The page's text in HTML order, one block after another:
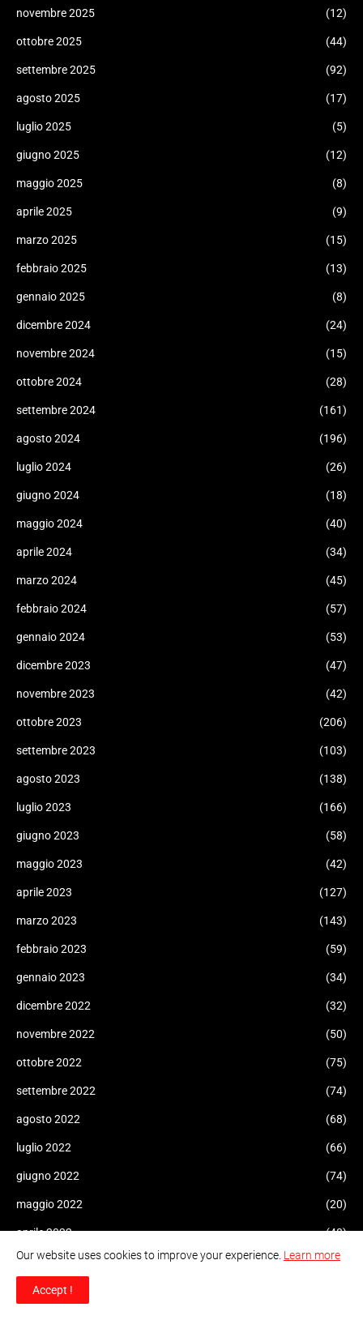
novembre 2025 (12)
ottobre 2025 (44)
settembre 2025 (92)
agosto 2025 (17)
luglio 2025 (5)
giugno 2025 (12)
maggio 2025 (8)
aprile 2025 (9)
marzo 2025 (15)
febbraio 2025 (13)
gennaio 2025 (8)
dicembre 2024 (24)
novembre 2024 (15)
ottobre 2024 (28)
settembre 2024 (161)
agosto 2024 (196)
luglio 2024 (26)
giugno 2024 (18)
maggio 2024 (40)
aprile 2024 (34)
marzo 2024 (45)
febbraio 2024 (57)
gennaio 2024 (53)
dicembre 2023 (47)
novembre 2023 (42)
ottobre 2023 (206)
settembre 2023 (103)
agosto 2023 (138)
luglio 2023 (166)
giugno 2023 (58)
maggio 2023 (42)
aprile 2023 (127)
marzo 2023 (143)
febbraio 2023 (59)
gennaio 2023 (34)
dicembre 2022 (32)
novembre 2022 (50)
ottobre 2022 (75)
settembre 2022 (74)
agosto 2022 (68)
luglio 2022 (66)
giugno 2022 (74)
maggio 2022 (20)
aprile 2022 (48)
marzo 2022 (52)
febbraio 2022
Our website uses cookies to improve your experience. Learn more
Accept !